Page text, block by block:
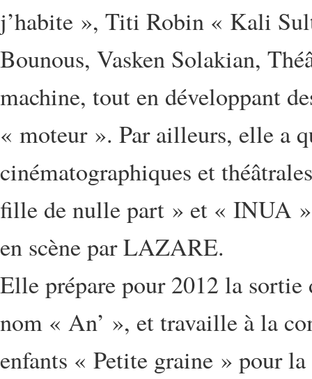
j’habite », Titi Robin « Kali
Bounous, Vasken Solakian,
machine, tout en développant
« moteur ». Par ailleurs, elle a
cinématographiques et
fille de nulle part » et « INUA
en scène par LAZARE.
Elle prépare pour 2012 la sortie
nom « An’ », et travaille à la
enfants « Petite graine » pour